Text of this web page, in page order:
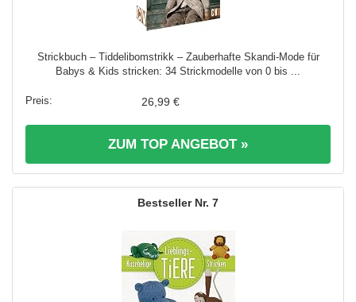
Strickbuch – Tiddelibomstrikk – Zauberhafte Skandi-Mode für
Babys & Kids stricken: 34 Strickmodelle von 0 bis ...
26,99 €
ZUM TOP ANGEBOT »
7